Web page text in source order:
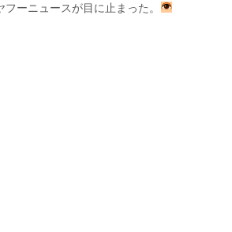
ーニュースが目に止まった。